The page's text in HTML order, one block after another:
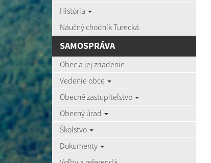
História
Náučný chodník Turecká
SAMOSPRÁVA
Obec a jej zriadenie
Vedenie obce
Obecné zastupiteľstvo
Obecný úrad
Školstvo
Dokumenty